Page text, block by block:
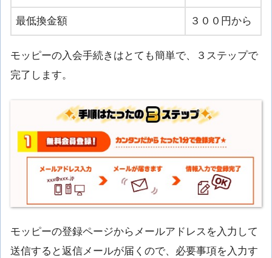
最低換金額 ３００円から
モッピーの入会手続きはとても簡単で、３ステップで
完了します。
モッピーの登録ページからメールアドレスを入力して
送信すると返信メールが届くので、必要事項を入力す